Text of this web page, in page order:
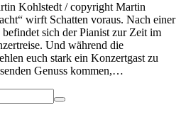
Kohlstedt / copyright Martin
wirft Schatten voraus. Nach einer
sich der Pianist zur Zeit im
Und während die
euch stark ein Konzertgast zu
Genuss kommen,…